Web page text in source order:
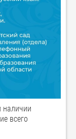
наличии
всего